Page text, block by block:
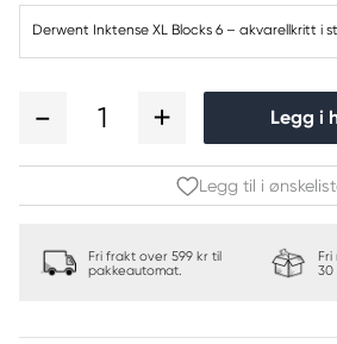
1 Legg i
Legg til i
Fri frakt over 599 kr til
pakkeautomat.
Fri
30